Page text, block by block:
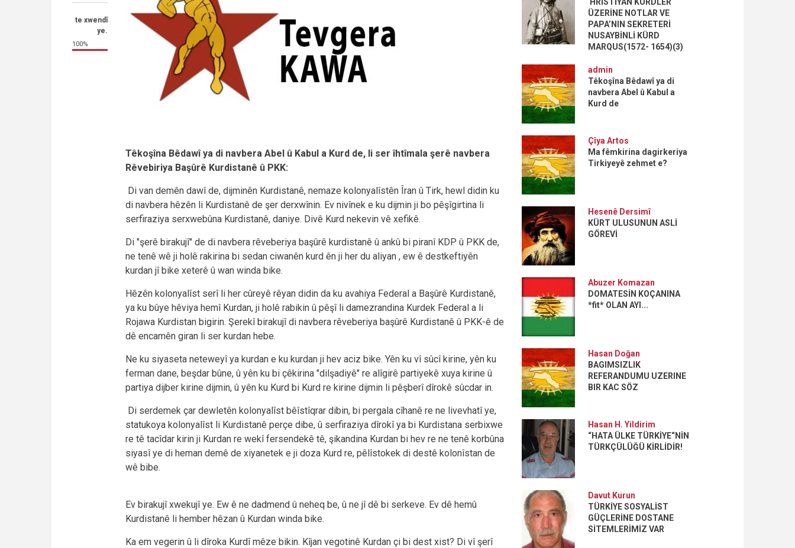
te xwendî
ye.
100%
Têkoşîna Bêdawî ya di navbera Abel û Kabul a Kurd de, li ser îhtîmala şerê navbera
Rêvebiriya Başûrê Kurdistanê û PKK:
Di van demên dawî de, dijminên Kurdistanê, nemaze kolonyalîstên Îran û Tirk, hewl didin ku
di navbera hêzên li Kurdistanê de şer derxwînin. Ev nivînek e ku dijmin ji bo pêşîgirtina li
serfiraziya serxwebûna Kurdistanê, daniye. Divê Kurd nekevin vê xefikê.
Di "şerê birakujî" de di navbera rêveberiya başûrê kurdistanê û ankû bi piranî KDP û PKK de,
ne tenê wê ji holê rakirina bi sedan ciwanên kurd ên ji her du aliyan , ew ê destkeftiyên
kurdan jî bike xeterê û wan winda bike.
Hêzên kolonyalîst serî li her cûreyê rêyan didin da ku avahiya Federal a Başûrê Kurdistanê,
ya ku bûye hêviya hemî Kurdan, ji holê rabikin û pêşî li damezrandina Kurdek Federal a li
Rojawa Kurdistan bigirin. Şerekî birakujî di navbera rêveberiya başûrê Kurdistanê û PKK-ê de
dê encamên giran li ser kurdan hebe.
Ne ku siyaseta neteweyî ya kurdan e ku kurdan ji hev aciz bike. Yên ku vî sûcî kirine, yên ku
ferman dane, beşdar bûne, û yên ku bi çêkirina "dilşadiyê" re alîgirê partiyekê xuya kirine û
partiya dijber kirine dijmin, û yên ku Kurd bi Kurd re kirine dijmin li pêşberî dîrokê sûcdar in.
Di serdemek çar dewletên kolonyalîst bêîstîqrar dibin, bi pergala cîhanê re ne livevhatî ye,
statukoya kolonyalîst li Kurdistanê perçe dibe, û serfiraziya dîrokî ya bi Kurdistana serbixwe
re tê tacîdar kirin ji Kurdan re wekî fersendekê tê, şikandina Kurdan bi hev re ne tenê korbûna
siyasî ye di heman demê de xiyanetek e ji doza Kurd re, pêlîstokek di destê kolonîstan de
wê bibe.
Ev birakujî xwekujî ye. Ew ê ne dadmend û neheq be, û ne jî dê bi serkeve. Ev dê hemû
Kurdistanê li hember hêzan û Kurdan winda bike.
Ka em vegerin û li dîroka Kurdî mêze bikin. Kîjan vegotinê Kurdan çi bi dest xist? Di vî şerî
ÜZERİNE NOTLAR VE
PAPA’NIN SEKRETERİ
NUSAYBİNLİ KÜRD
MARQUS(1572- 1654)(3)
admin
Têkoşîna Bêdawî ya di
navbera Abel û Kabul a
Kurd de
Çîya Artos
Ma fêmkirina dagirkeriya
Tirkiyeyê zehmet e?
Hesenê Dersimî
KÜRT ULUSUNUN ASLİ
GÖREVİ
Abuzer Komazan
DOMATESİN KOÇANINA
*fit* OLAN AYI...
Hasan Doğan
BAGIMSIZLIK
REFERANDUMU UZERINE
BIR KAC SÖZ
Hasan H. Yildirim
“HATA ÜLKE TÜRKİYE“NİN
TÜRKÇÜLÜĞÜ KİRLİDİR!
Davut Kurun
TÜRKİYE SOSYALİST
GÜÇLERİNE DOSTANE
SİTEMLERİMİZ VAR